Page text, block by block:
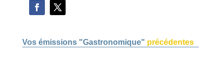
Vos émissions "Gastronomique" précédentes